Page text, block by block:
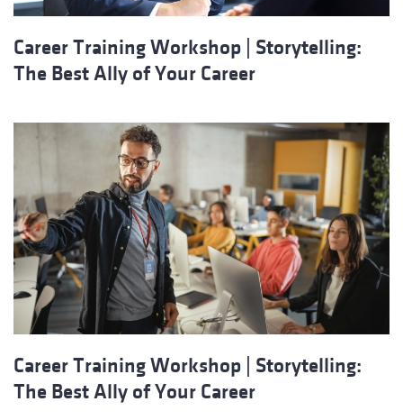
Career Training Workshop | Storytelling:
The Best Ally of Your Career
Career Training Workshop | Storytelling:
The Best Ally of Your Career